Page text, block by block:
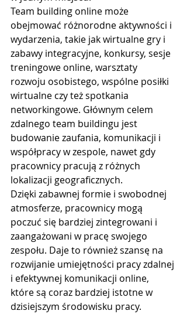
Team building online może
obejmować różnorodne aktywności i
wydarzenia, takie jak wirtualne gry i
zabawy integracyjne, konkursy, sesje
treningowe online, warsztaty
rozwoju osobistego, wspólne posiłki
wirtualne czy też spotkania
networkingowe. Głównym celem
zdalnego team buildingu jest
budowanie zaufania, komunikacji i
współpracy w zespole, nawet gdy
pracownicy pracują z różnych
lokalizacji geograficznych.
Dzięki zabawnej formie i swobodnej
atmosferze, pracownicy mogą
poczuć się bardziej zintegrowani i
zaangażowani w pracę swojego
zespołu. Daje to również szansę na
rozwijanie umiejętności pracy zdalnej
i efektywnej komunikacji online,
które są coraz bardziej istotne w
dzisiejszym środowisku pracy.